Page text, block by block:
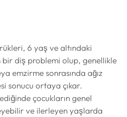
6 yaş ve altındaki
bir diş problemi olup, genellikle
emzirme sonrasında ağız
sonucu ortaya çıkar.
çocukların genel
ve ilerleyen yaşlarda